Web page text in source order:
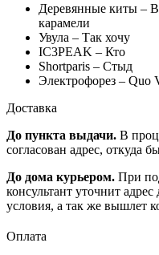
Деревянные киты –
карамели
Увула – Так хочу
IC3PEAK – Кто
Shortparis – Стыд
Электрофорез – Quo
Доставка
До пункта выдачи. В
согласован адрес, откуда
До дома курьером. При
консультант уточнит
условия, а так же вышлет
Оплата